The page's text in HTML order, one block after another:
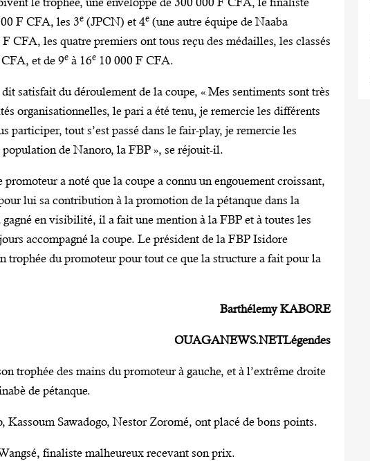
F CFA, les 3e (JPCN) et 4e (une autre équipe de Naaba
CFA, les quatre premiers ont tous reçu des médailles, les classés
et de 9e à 16e 10 000 F CFA.
satisfait du déroulement de la coupe, « Mes sentiments sont très
organisationnelles, le pari a été tenu, je remercie les différents
participer, tout s’est passé dans le fair-play, je remercie les
de Nanoro, la FBP », se réjouit-il.
a noté que la coupe a connu un engouement croissant,
lui sa contribution à la promotion de la pétanque dans la
en visibilité, il a fait une mention à la FBP et à toutes les
accompagné la coupe. Le président de la FBP Isidore
trophée du promoteur pour tout ce que la structure a fait pour la
Barthélemy KABORE
OUAGANEWS.NETLégendes
trophée des mains du promoteur à gauche, et à l’extrême droite
de pétanque.
Kassoum Sawadogo, Nestor Zoromé, ont placé de bons points.
finaliste malheureux recevant son prix.